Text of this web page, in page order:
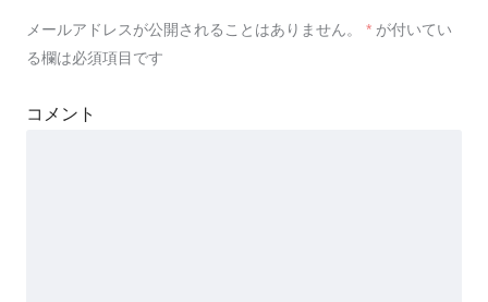
メールアドレスが公開されることはありません。 * が付いてい
る欄は必須項目です
コメント